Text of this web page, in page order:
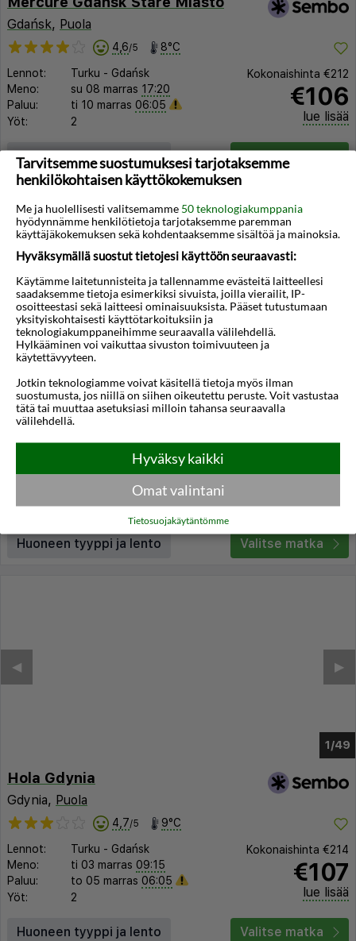
Gdańsk, Puola
4,6/5 8°C
Lennot: Turku - Gdańsk
Meno:
su 08 marras 17:20
Paluu:
ti 10 marras 06:05
Yöt:
2
Kokonaishinta €212
€106
lue lisää
Huoneen tyyppi ja lento Valitse matka
◀︎
Hotel Villa Baltica
Sopot, Puola
Gdańsk
Meno:
ma 05 loka 18:00
11:05
Yöt:
2
€107
lue lisää
Huoneen tyyppi ja lento Valitse matka
1/42
▶︎
◀︎
Hola Gdynia
Gdynia, Puola
4,7/5 9°C
Lennot: Turku - Gdańsk
Meno:
ti 03 marras 09:15
Paluu:
to 05 marras 06:05
Yöt:
2
Kokonaishinta €214
€107
lue lisää
Huoneen tyyppi ja lento Valitse matka
Tarvitsemme suostumuksesi tarjotaksemme
henkilökohtaisen käyttökokemuksen
Me ja huolellisesti valitsemamme 50 teknologiakumppania
hyödynnämme henkilötietoja tarjotaksemme paremman
käyttäjäkokemuksen sekä kohdentaaksemme sisältöä ja mainoksia.
Hyväksymällä suostut tietojesi käyttöön seuraavasti:
Käytämme laitetunnisteita ja tallennamme evästeitä laitteellesi
saadaksemme tietoja esimerkiksi sivuista, joilla vierailit, IP-
osoitteestasi sekä laitteesi ominaisuuksista. Pääset tutustumaan
yksityiskohtaisesti käyttötarkoituksiin ja
teknologiakumppaneihimme seuraavalla välilehdellä.
Hylkääminen voi vaikuttaa sivuston toimivuuteen ja
käytettävyyteen.
Jotkin teknologiamme voivat käsitellä tietoja myös ilman
suostumusta, jos niillä on siihen oikeutettu peruste. Voit vastustaa
tätä tai muuttaa asetuksiasi milloin tahansa seuraavalla
välilehdellä.
Hyväksy kaikki
Omat valintani
Tietosuojakäytäntömme